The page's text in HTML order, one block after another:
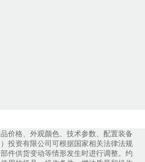
价格、外观颜色、技术参数、配置装备
投资有限公司可根据国家相关法律法规
件供货变动等情形发生时进行调整。约